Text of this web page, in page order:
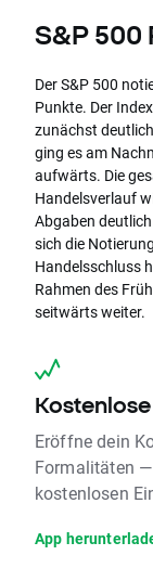
S&P 500
Der S&P 500
Punkte. Der
zunächst
ging es am
aufwärts. Die
Handelsverlauf
Abgaben
sich die
Handelsschluss
Rahmen des
seitwärts weiter.
Eröffne dein
Formalitäten
kostenlosen
App